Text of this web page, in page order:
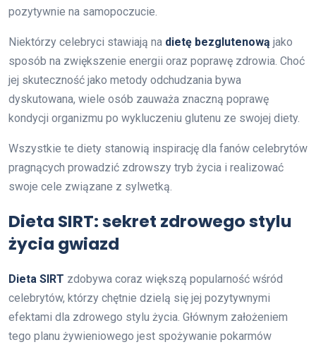
pozytywnie na samopoczucie.
Niektórzy celebryci stawiają na dietę bezglutenową jako
sposób na zwiększenie energii oraz poprawę zdrowia. Choć
jej skuteczność jako metody odchudzania bywa
dyskutowana, wiele osób zauważa znaczną poprawę
kondycji organizmu po wykluczeniu glutenu ze swojej diety.
Wszystkie te diety stanowią inspirację dla fanów celebrytów
pragnących prowadzić zdrowszy tryb życia i realizować
swoje cele związane z sylwetką.
Dieta SIRT: sekret zdrowego stylu
życia gwiazd
Dieta SIRT zdobywa coraz większą popularność wśród
celebrytów, którzy chętnie dzielą się jej pozytywnymi
efektami dla zdrowego stylu życia. Głównym założeniem
tego planu żywieniowego jest spożywanie pokarmów